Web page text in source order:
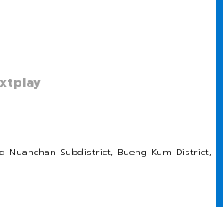
Nuanchan Subdistrict, Bueng Kum District,